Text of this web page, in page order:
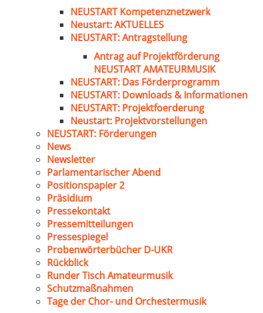
NEUSTART Kompetenznetzwerk
Neustart: AKTUELLES
NEUSTART: Antragstellung
Antrag auf Projektförderung
NEUSTART AMATEURMUSIK
NEUSTART: Das Förderprogramm
NEUSTART: Downloads & Informationen
NEUSTART: Projektfoerderung
Neustart: Projektvorstellungen
NEUSTART: Förderungen
News
Newsletter
Parlamentarischer Abend
Positionspapier 2
Präsidium
Pressekontakt
Pressemitteilungen
Pressespiegel
Probenwörterbücher D-UKR
Rückblick
Runder Tisch Amateurmusik
Schutzmaßnahmen
Tage der Chor- und Orchestermusik